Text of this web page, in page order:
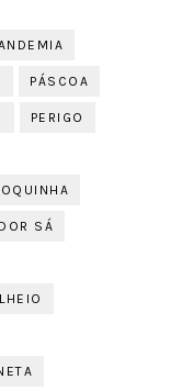
PÁSCOA
PERIGO
SÁ